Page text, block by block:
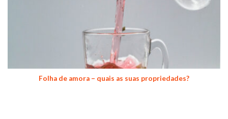
Folha de amora – quais as suas propriedades?